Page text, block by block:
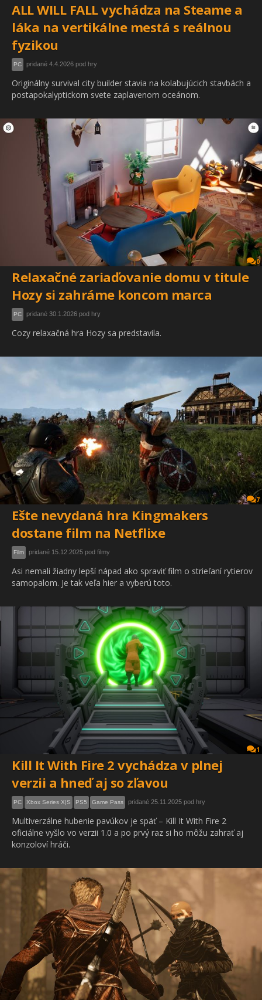
ALL WILL FALL vychádza na Steame a
láka na vertikálne mestá s reálnou
fyzikou
PC pridané 4.4.2026 pod hry
Originálny survival city builder stavia na kolabujúcich stavbách a
postapokalyptickom svete zaplavenom oceánom.
0
Relaxačné zariaďovanie domu v titule
Hozy si zahráme koncom marca
PC pridané 30.1.2026 pod hry
Cozy relaxačná hra Hozy sa predstavila.
7
Ešte nevydaná hra Kingmakers
dostane film na Netflixe
Film pridané 15.12.2025 pod filmy
Asi nemali žiadny lepší nápad ako spraviť film o strieľaní rytierov
samopalom. Je tak veľa hier a vyberú toto.
1
Kill It With Fire 2 vychádza v plnej
verzii a hneď aj so zľavou
PC Xbox Series X|S PS5 Game Pass pridané 25.11.2025 pod hry
Multiverzálne hubenie pavúkov je späť – Kill It With Fire 2
oficiálne vyšlo vo verzii 1.0 a po prvý raz si ho môžu zahrať aj
konzoloví hráči.